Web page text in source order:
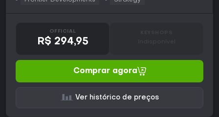
OFFICIAL
R$ 294,95 Indisponível
Comprar agora
Ver histórico de preços